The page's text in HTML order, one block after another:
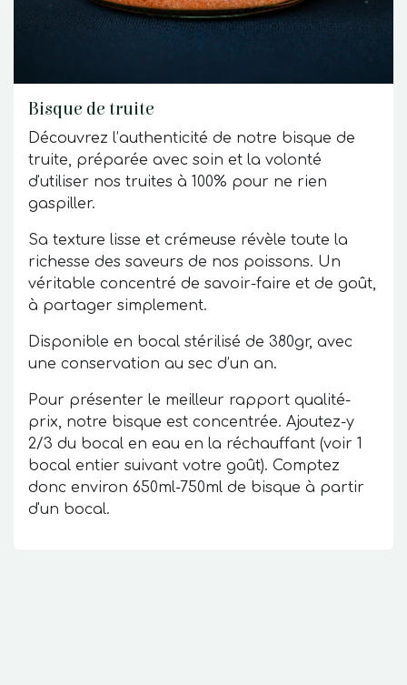
Bisque de truite
Découvrez l’authenticité de notre bisque de
truite, préparée avec soin et la volonté
d'utiliser nos truites à 100% pour ne rien
gaspiller.
Sa texture lisse et crémeuse révèle toute la
richesse des saveurs de nos poissons. Un
véritable concentré de savoir-faire et de goût,
à partager simplement.
Disponible en bocal stérilisé de 380gr, avec
une conservation au sec d’un an.
Pour présenter le meilleur rapport qualité-
prix, notre bisque est concentrée. Ajoutez-y
2/3 du bocal en eau en la réchauffant (voir 1
bocal entier suivant votre goût). Comptez
donc environ 650ml-750ml de bisque à partir
d'un bocal.